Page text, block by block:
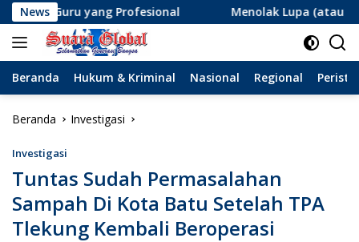
Langsung
ke
konten
News
Profesional Menolak Lupa (atau Lupa Ingatan?):
Beranda Hukum & Kriminal Nasional Regional
Beranda Investigasi
Investigasi
Tuntas Sudah Permasalahan
Sampah Di Kota Batu Setelah TPA
Tlekung Kembali Beroperasi